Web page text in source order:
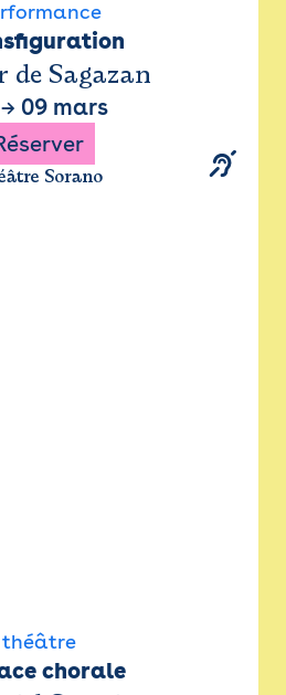
de Sagazan
→ 09 mars
Sorano
théâtre
chorale